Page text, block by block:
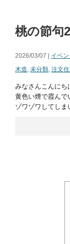
桃の節句
2026/03/07 | イベン
木造, 未分類, 注文
みなさんこんにち
黄色い煙で霞んで
ゾワゾワしてし